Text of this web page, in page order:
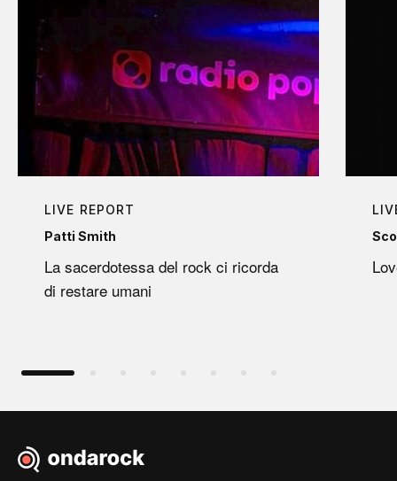
LIVE REPORT
Patti Smith
La sacerdotessa del rock ci ricorda
di restare umani